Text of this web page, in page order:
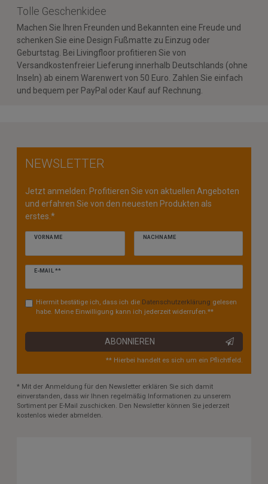
Tolle Geschenkidee
Machen Sie Ihren Freunden und Bekannten eine Freude und
schenken Sie eine Design Fußmatte zu Einzug oder
Geburtstag. Bei Livingfloor profitieren Sie von
Versandkostenfreier Lieferung innerhalb Deutschlands (ohne
Inseln) ab einem Warenwert von 50 Euro. Zahlen Sie einfach
und bequem per PayPal oder Kauf auf Rechnung.
NEWSLETTER
Jetzt anmelden: Profitieren Sie von aktuellen Angeboten
und erfahren Sie von den neuesten Produkten als
erstes.*
VORNAME NACHNAME
E-MAIL **
Newsletter
Hiermit bestätige ich, dass ich die Daten­schutz­erklärung gelesen
habe. Meine Einwilligung kann ich jederzeit widerrufen.**
ABONNIEREN
** Hierbei handelt es sich um ein Pflichtfeld.
* Mit der Anmeldung für den Newsletter erklären Sie sich damit
einverstanden, dass wir Ihnen regelmäßig Informationen zu unserem
Sortiment per E-Mail zuschicken. Den Newsletter können Sie jederzeit
kostenlos wieder abmelden.